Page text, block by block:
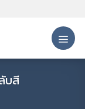
บสี